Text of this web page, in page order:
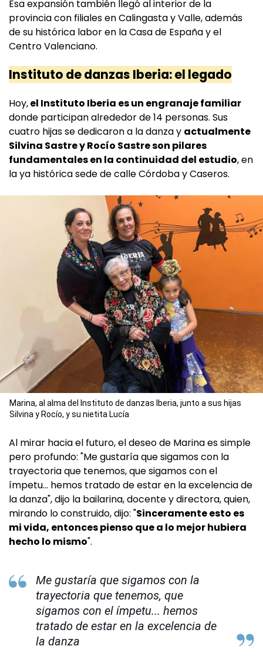
Esa expansión también llegó al interior de la
provincia con filiales en Calingasta y Valle, además
de su histórica labor en la Casa de España y el
Centro Valenciano.
Instituto de danzas Iberia: el legado
Hoy,el Instituto Iberia es un engranaje familiar
donde participan alrededor de 14 personas. Sus
cuatro hijas se dedicaron a la danza y actualmente
Silvina Sastre y Rocío Sastre son pilares
fundamentales en la continuidad del estudio, en
la ya histórica sede de calle Córdoba y Caseros.
Marina, al alma del Instituto de danzas Iberia, junto a sus hijas
Silvina y Rocío, y su nietita Lucía
Al mirar hacia el futuro, el deseo de Marina es simple
pero profundo: "Me gustaría que sigamos con la
trayectoria que tenemos, que sigamos con el
ímpetu... hemos tratado de estar en la excelencia de
la danza", dijo la bailarina, docente y directora, quien,
mirando lo construido, dijo: "Sinceramente esto es
mi vida, entonces pienso que a lo mejor hubiera
hecho lo mismo".
Me gustaría que sigamos con la
trayectoria que tenemos, que
sigamos con el ímpetu... hemos
tratado de estar en la excelencia de
la danza